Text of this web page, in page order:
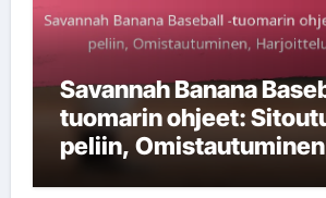
Savannah Banana
tuomarin ohjeet:
peliin,